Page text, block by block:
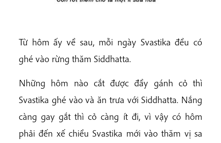
Từ hôm ấy về sau, mỗi ngày Svastika đều có
ghé vào rừng thăm Siddhatta.
Những hôm nào cắt được đầy gánh cỏ thì
Svastika ghé vào và ăn trưa với Siddhatta. Nắng
càng gay gắt thì cỏ càng ít đi, vì vậy có hôm
phải đến xế chiều Svastika mới vào thăm vị sa